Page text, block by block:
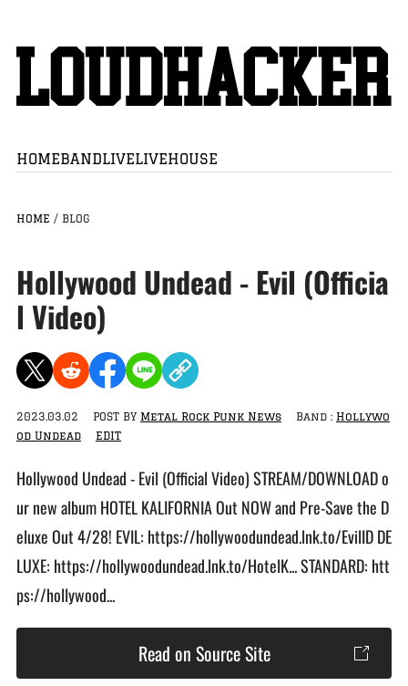
HOMEBANDLIVELIVEHOUSE
HOME / BLOG
Hollywood Undead - Evil (Officia
l Video)
2023.03.02 POST BY Metal Rock Punk News Band : Hollywo
od Undead
EDIT
Hollywood Undead - Evil (Official Video) STREAM/DOWNLOAD o
ur new album HOTEL KALIFORNIA Out NOW and Pre-Save the D
eluxe Out 4/28! EVIL: https://hollywoodundead.lnk.to/EvilID DE
LUXE: https://hollywoodundead.lnk.to/HotelK... STANDARD: htt
ps://hollywood...
Read on Source Site